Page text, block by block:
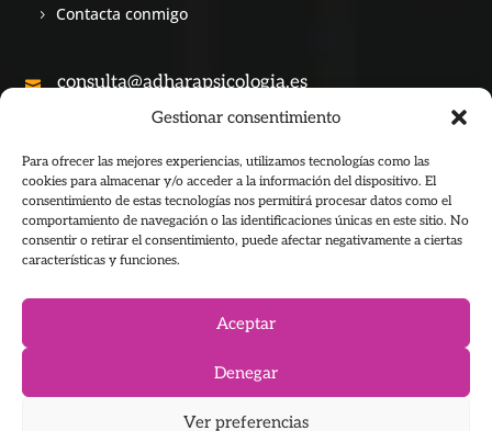
Gestionar consentimiento
Para ofrecer las mejores experiencias, utilizamos tecnologías como las
cookies para almacenar y/o acceder a la información del dispositivo. El
consentimiento de estas tecnologías nos permitirá procesar datos como el
comportamiento de navegación o las identificaciones únicas en este sitio. No
consentir o retirar el consentimiento, puede afectar negativamente a ciertas
características y funciones.
Aceptar
Denegar
Ver preferencias
Contacta conmigo
 consulta@adharapsicologia.es
Copyright © 2026 Adhara Psicología All Rights Reserved